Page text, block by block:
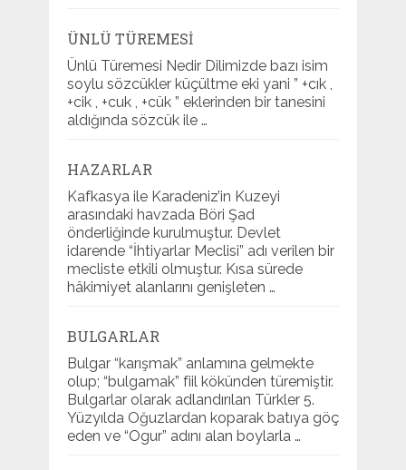
ÜNLÜ TÜREMESI
Ünlü Türemesi Nedir Dilimizde bazı isim
soylu sözcükler küçültme eki yani ” +cık ,
+cik , +cuk , +cük ” eklerinden bir tanesini
aldığında sözcük ile …
HAZARLAR
Kafkasya ile Karadeniz’in Kuzeyi
arasındaki havzada Böri Şad
önderliğinde kurulmuştur. Devlet
idarende “İhtiyarlar Meclisi” adı verilen bir
mecliste etkili olmuştur. Kısa sürede
hâkimiyet alanlarını genişleten …
BULGARLAR
Bulgar “karışmak” anlamına gelmekte
olup; “bulgamak” fiil kökünden türemiştir.
Bulgarlar olarak adlandırılan Türkler 5.
Yüzyılda Oğuzlardan koparak batıya göç
eden ve “Ogur” adını alan boylarla …